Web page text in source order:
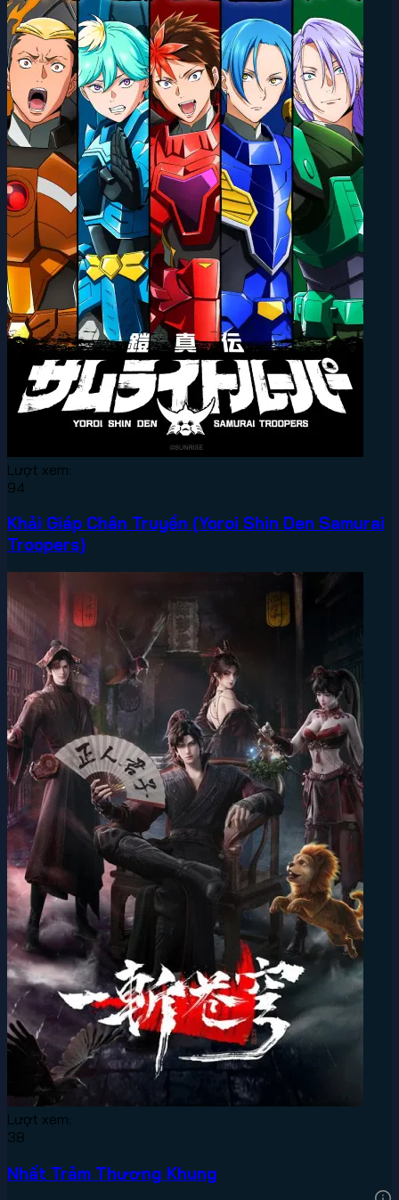
Lượt xem:
94
Khải Giáp Chân Truyền (Yoroi Shin Den Samurai
Troopers)
Lượt xem:
38
Nhất Trảm Thương Khung